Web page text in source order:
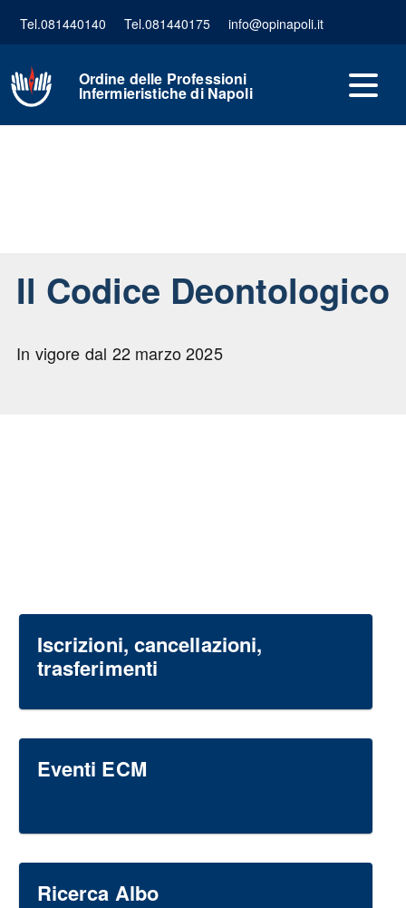
Tel.081440140 Tel.081440175 info@opinapoli.it
Ordine delle Professioni
Infermieristiche di Napoli
Il Codice Deontologico
In vigore dal 22 marzo 2025
Iscrizioni, cancellazioni,
trasferimenti
Eventi ECM
Ricerca Albo